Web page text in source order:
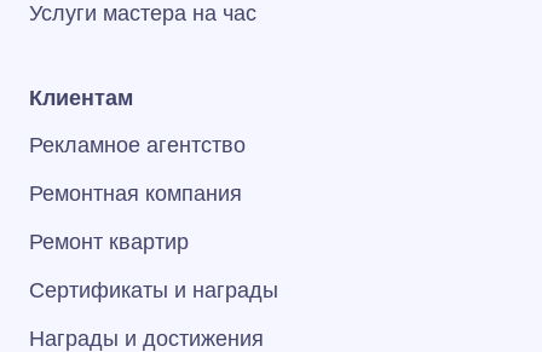
Услуги мастера на час
Клиентам
Рекламное агентство
Ремонтная компания
Ремонт квартир
Сертификаты и награды
Награды и достижения